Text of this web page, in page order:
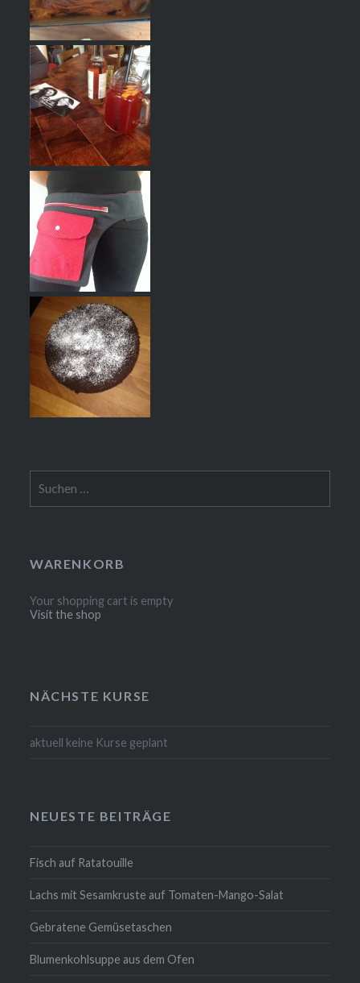
nach:
WARENKORB
Your shopping cart is empty
Visit the shop
NÄCHSTE KURSE
aktuell keine Kurse geplant
NEUESTE BEITRÄGE
Fisch auf Ratatouille
Lachs mit Sesamkruste auf Tomaten-Mango-Salat
Gebratene Gemüsetaschen
Blumenkohlsuppe aus dem Ofen